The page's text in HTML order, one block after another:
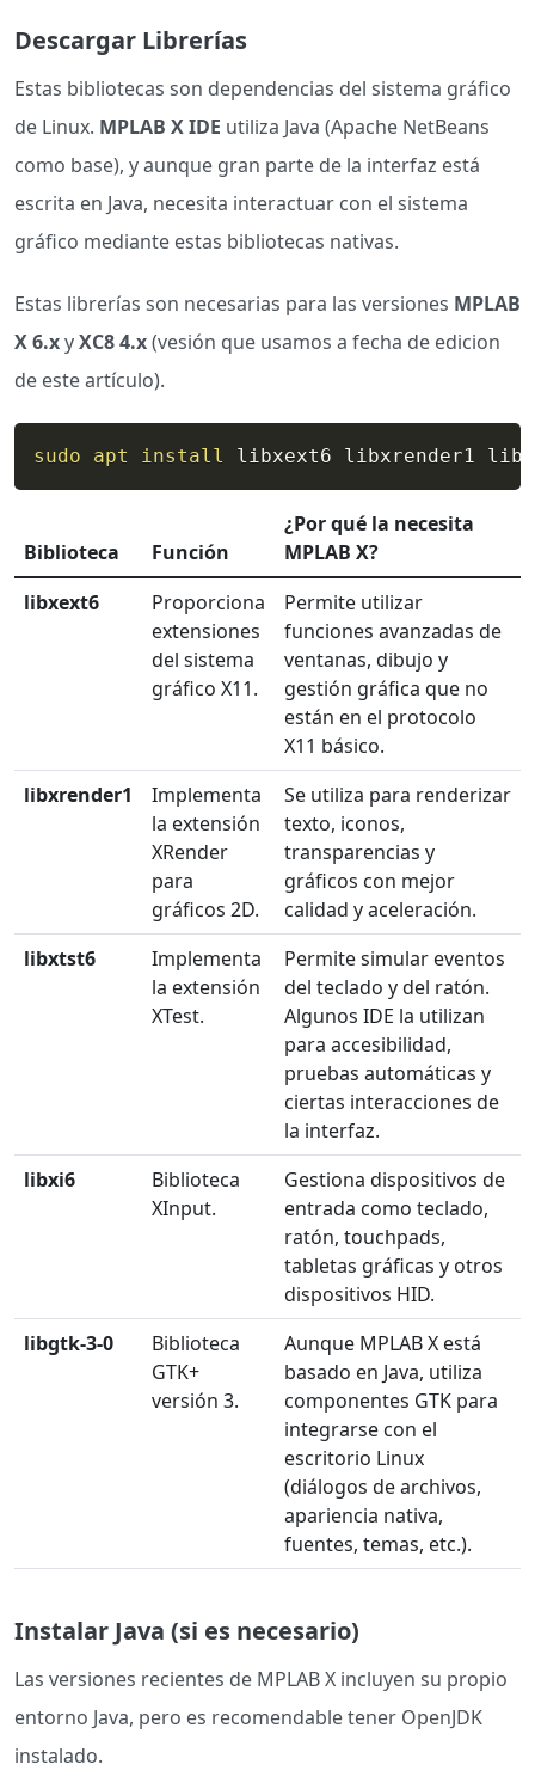
Descargar Librerías
Estas bibliotecas son dependencias del sistema gráfico
de Linux. MPLAB X IDE utiliza Java (Apache NetBeans
como base), y aunque gran parte de la interfaz está
escrita en Java, necesita interactuar con el sistema
gráfico mediante estas bibliotecas nativas.
Estas librerías son necesarias para las versiones MPLAB
X 6.xyXC8 4.x(vesión que usamos a fecha de edicion
de este artículo).
sudo apt install libxext6 libxrender1
Biblioteca Función
¿Por qué la necesita
MPLAB X?
libxext6
Proporciona
extensiones
del sistema
gráfico X11.
Permite utilizar
funciones avanzadas de
ventanas, dibujo y
gestión gráfica que no
están en el protocolo
X11 básico.
libxrender1
Implementa
la extensión
XRender
para
gráficos 2D.
Se utiliza para renderizar
texto, iconos,
transparencias y
gráficos con mejor
calidad y aceleración.
libxtst6
Implementa
la extensión
XTest.
Permite simular eventos
del teclado y del ratón.
Algunos IDE la utilizan
para accesibilidad,
pruebas automáticas y
ciertas interacciones de
la interfaz.
libxi6
Biblioteca
XInput.
Gestiona dispositivos de
entrada como teclado,
ratón, touchpads,
tabletas gráficas y otros
dispositivos HID.
libgtk-3-0
Biblioteca
GTK+
versión 3.
Aunque MPLAB X está
basado en Java, utiliza
componentes GTK para
integrarse con el
escritorio Linux
(diálogos de archivos,
apariencia nativa,
fuentes, temas, etc.).
Instalar Java (si es necesario)
Las versiones recientes de MPLAB X incluyen su propio
entorno Java, pero es recomendable tener OpenJDK
instalado.